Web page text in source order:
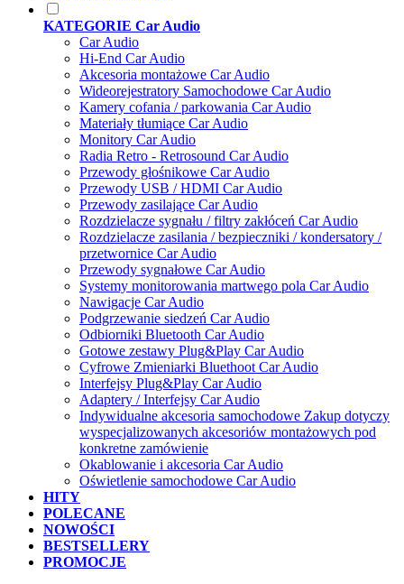
KATEGORIE Car Audio
Car Audio
Hi-End Car Audio
Akcesoria montażowe Car Audio
Wideorejestratory Samochodowe Car Audio
Kamery cofania / parkowania Car Audio
Materiały tłumiące Car Audio
Monitory Car Audio
Radia Retro - Retrosound Car Audio
Przewody głośnikowe Car Audio
Przewody USB / HDMI Car Audio
Przewody zasilające Car Audio
Rozdzielacze sygnału / filtry zakłóceń Car Audio
Rozdzielacze zasilania / bezpieczniki / kondersatory /
przetwornice Car Audio
Przewody sygnałowe Car Audio
Systemy monitorowania martwego pola Car Audio
Nawigacje Car Audio
Podgrzewanie siedzeń Car Audio
Odbiorniki Bluetooth Car Audio
Gotowe zestawy Plug&Play Car Audio
Cyfrowe Zmieniarki Bluethoot Car Audio
Interfejsy Plug&Play Car Audio
Adaptery / Interfejsy Car Audio
Indywidualne akcesoria samochodowe Zakup dotyczy
wyspecjalizowanych akcesoriów montażowych pod
konkretne zamówienie
Okablowanie i akcesoria Car Audio
Oświetlenie samochodowe Car Audio
HITY
POLECANE
NOWOŚCI
BESTSELLERY
PROMOCJE